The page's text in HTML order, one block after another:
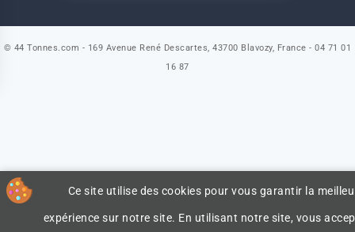
Ce site utilise des cookies pour vous garantir la
expérience sur notre site. En utilisant notre site, vous
© 44 Tonnes.com - 169 Avenue René Descartes, 43700 Blavozy, France - 04 71 01
16 87